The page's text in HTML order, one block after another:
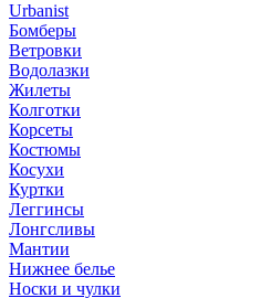
Urbanist
Бомберы
Ветровки
Водолазки
Жилеты
Колготки
Корсеты
Костюмы
Косухи
Куртки
Леггинсы
Лонгсливы
Мантии
Нижнее белье
Носки и чулки